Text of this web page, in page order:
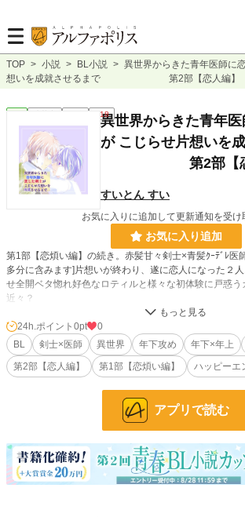
TOP > 小説 > BL小説 > 異世界からきた青年医師に
想いを成就させるまで 第2部【恋人編】
R18
異世界からきた青年
が こじらせ片想いを
第2部【恋人
すいとん すい
お気に入りに追加して更新通知を受け
お気に入り追加
第1部【恋煩い編】の続き。赤髪甘々剣士×青髪ｸｰﾃﾞﾚ医
多分に含みます]片想いが終わり、遂に恋人になった２
せ全開ベタ惚れ好色なロティルと様々な初体験に戸惑う
近々？
謎の白い光と『異次元の旅人』の関係は？
小説 228,809 位 / 228,809 件
BL 31,420 位 / 31,420 件
文字数 13,932
更新日時 2026.06.27 15:10
24h.ポイント 0pt
0
BL
剣士×医師 異世界 年下攻め 年下×年上
第2部【恋人編】
第1部【恋煩い編】 ハッピーエ
アプリで読む